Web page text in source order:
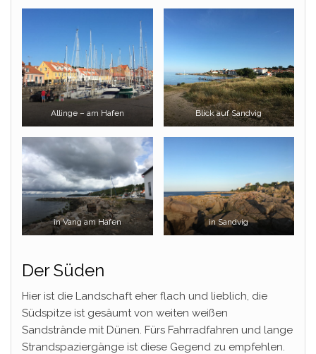
Allinge – am Hafen Blick auf Sandvig
in Vang am Hafen in Sandvig
Der Süden
Hier ist die Landschaft eher flach und lieblich, die
Südspitze ist gesäumt von weiten weißen
Sandstrände mit Dünen. Fürs Fahrradfahren und lange
Strandspaziergänge ist diese Gegend zu empfehlen.